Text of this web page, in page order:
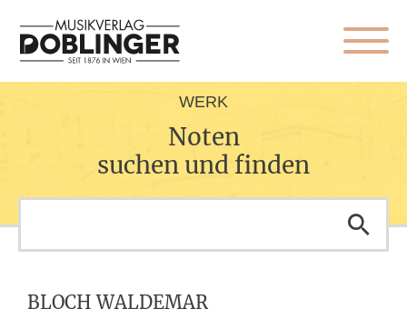
WERK
Noten
suchen und finden
BLOCH WALDEMAR